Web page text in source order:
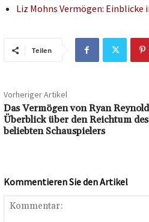
Liz Mohns Vermögen: Einblicke
Teilen
Vorheriger Artikel
Das Vermögen von Ryan
Überblick über den Reichtum des
beliebten Schauspielers
Kommentieren Sie den Artikel